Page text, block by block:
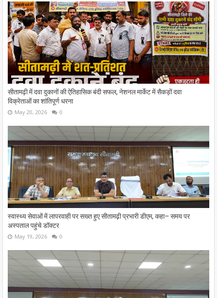
सीतामढ़ी में दवा दुकानों की ऐतिहासिक बंदी सफल, नेशनल मार्केट में सैकड़ों दवा
विक्रेताओं का शांतिपूर्ण धरना
May 20, 2026 0
स्वास्थ्य सेवाओं में लापरवाही पर सख्त हुए सीतामढ़ी प्रभारी डीएम, कहा– समय पर
अस्पताल पहुंचे डॉक्टर
May 19, 2026 0